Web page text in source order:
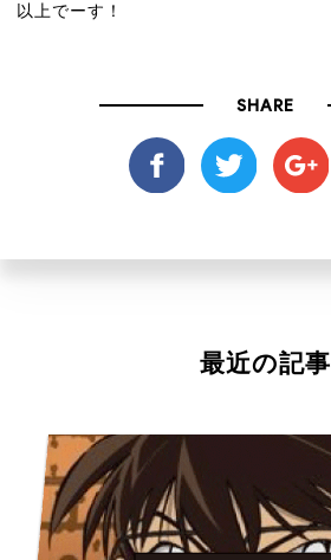
以上でーす！
SHARE
最近の記事